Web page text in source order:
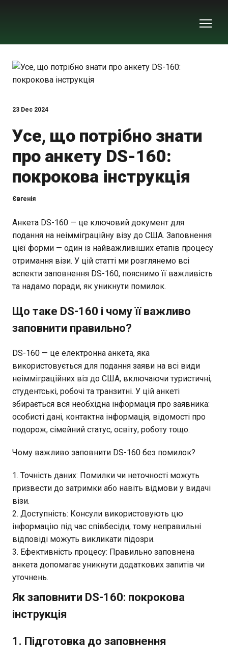
23 Dec 2024
Усе, що потрібно знати
про анкету DS-160:
покрокова інструкція
Євгенія
Анкета DS-160 — це ключовий документ для
подання на неімміграційну візу до США. Заповнення
цієї форми — один із найважливіших етапів процесу
отримання візи. У цій статті ми розглянемо всі
аспекти заповнення DS-160, пояснимо її важливість
та надамо поради, як уникнути помилок.
Що таке DS-160 і чому її важливо
заповнити правильно?
DS-160 — це електронна анкета, яка
використовується для подання заяви на всі види
неімміграційних віз до США, включаючи туристичні,
студентські, робочі та транзитні. У цій анкеті
збирається вся необхідна інформація про заявника:
особисті дані, контактна інформація, відомості про
подорож, сімейний статус, освіту, роботу тощо.
Чому важливо заповнити DS-160 без помилок?
Точність даних: Помилки чи неточності можуть
призвести до затримки або навіть відмови у видачі
візи.
Доступність: Консули використовують цю
інформацію під час співбесіди, тому неправильні
відповіді можуть викликати підозри.
Ефективність процесу: Правильно заповнена
анкета допомагає уникнути додаткових запитів чи
уточнень.
Як заповнити DS-160: покрокова
інструкція
1. Підготовка до заповнення